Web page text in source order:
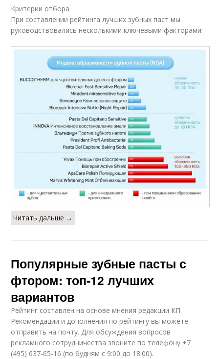
Критерии отбора
При составлении рейтинга лучших зубных паст мы
руководствовались несколькими ключевыми факторами:
Читать дальше →
Популярные зубные пасты с
фтором: топ-12 лучших
вариантов
Рейтинг составлен на основе мнения редакции КП.
Рекомендации и дополнения по рейтингу вы можете
отправить на почту. Для обсуждения вопросов
рекламного сотрудничества звоните по телефону +7
(495) 637-65-16 (по будням с 9:00 до 18:00).